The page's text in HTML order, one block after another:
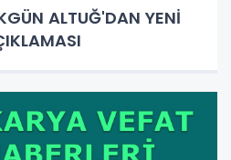
ALTUĞ'DAN YENİ